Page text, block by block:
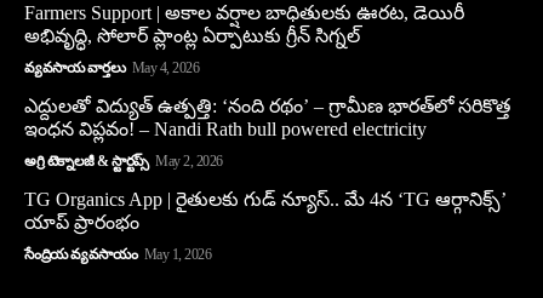
Farmers Support | అకాల వర్షాల బాధితులకు ఊరట, డెయిరీ
అభివృద్ధి, సోలార్ ప్లాంట్ల ఏర్పాటుకు గ్రీన్‌ సిగ్నల్
వ్యవసాయ వార్తలు May 4, 2026
ఎద్దులతో విద్యుత్ ఉత్పత్తి: ‘నంది రథం’ – గ్రామీణ భారత్‌లో సరికొత్త
ఇంధన విప్లవం! – Nandi Rath bull powered electricity
అగ్రి టెక్నాలజీ & స్టార్టప్స్ May 2, 2026
TG Organics App | రైతులకు గుడ్ న్యూస్.. మే 4న ‘TG ఆర్గానిక్స్’
యాప్ ప్రారంభం
సేంద్రియ వ్యవసాయం May 1, 2026